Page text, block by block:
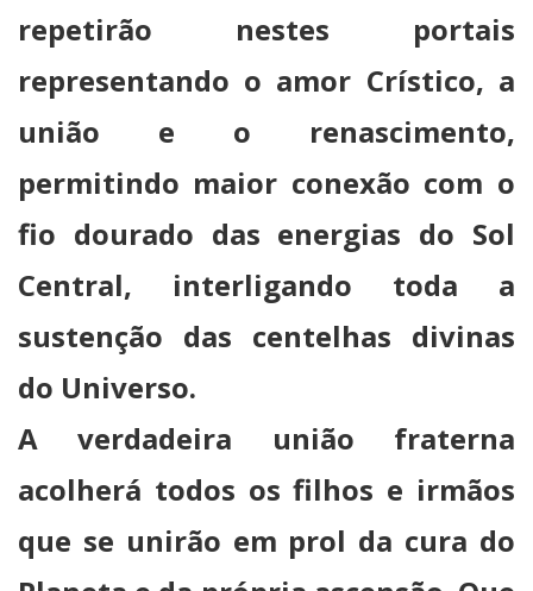
repetirão nestes portais
representando o amor Crístico, a
união e o renascimento,
permitindo maior conexão com o
fio dourado das energias do Sol
Central, interligando toda a
sustenção das centelhas divinas
do Universo.
A verdadeira união fraterna
acolherá todos os filhos e irmãos
que se unirão em prol da cura do